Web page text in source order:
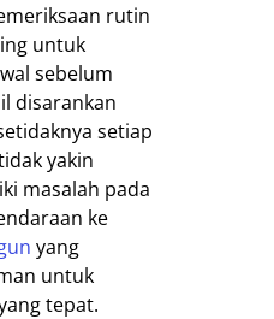
rutin
untuk
sebelum
disarankan
setiap
yakin
masalah pada
ke
yang
untuk
tepat.